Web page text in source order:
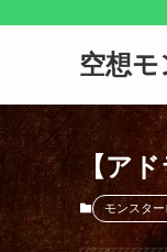
空想
【アド
モンスター